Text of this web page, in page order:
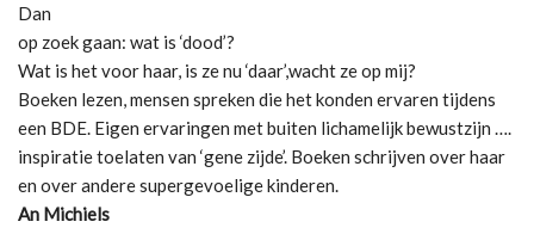
Dan
op zoek gaan: wat is ‘dood’?
Wat is het voor haar, is ze nu ‘daar’,wacht ze op mij?
Boeken lezen, mensen spreken die het konden ervaren tijdens
een BDE. Eigen ervaringen met buiten lichamelijk bewustzijn ….
inspiratie toelaten van ‘gene zijde’. Boeken schrijven over haar
en over andere supergevoelige kinderen.
An Michiels